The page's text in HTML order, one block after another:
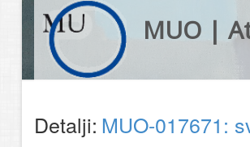
MUO |
Detalji: MUO-017671: